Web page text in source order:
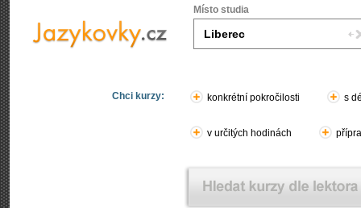
Místo studia
Chci kurzy: konkrétní pokročilosti s
v určitých hodinách